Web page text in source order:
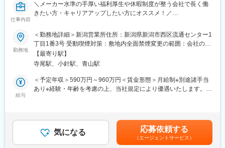
■会社概要：
【モノ・ヒト・情報による循環型社会の実現にむけて】
である板金整備、小売販売、解体事業、建機・トラック販売、そ
して、保険サービスなどにも事業領域を広げ、壊れた車に関する
ニーズにワンストップで応えられる体制を整えています。さら
に、国内外の取引先や、既存の海外オフィスのネットワーク活
などを通じて、この循環型ビジネスモデルをグローバルに展開す
ることを目指しております。
変更の範囲：会社の定める業務
仕事内容
＼メーカー水準の手厚い福利厚生や休暇制度が整う会社で長く働
きたい方・キャリアアップしたい方にオススメ！／
《年休129日（土日祝）・離職率3.43%/平均勤続年数15.9年/福利
厚生等制度充実◎有名施設案件多数でキャリアアップ！働き方改
革も積極的に進めているため残業時間の改善で入社する方も多い
です》
■非住宅建築設備に「快適」「安全」「安心」「エコ」の価値向上
を実現するために重要な役割を果たす“中枢システム”の施工管理、
ポジションです。
勤務地
＜勤務地詳細＞新潟営業所住所：新潟県新潟市西区流通センター1
丁目1番3号 受動喫煙対策：敷地内全面禁煙変更の範囲：会社の定
める事業所
【最寄り駅】
寺尾駅、小針駅、青山駅
給与
＜予定年収＞590万円～960万円＜賃金形態＞月給制※別途諸手当
あり※経験・年齢を考慮の上、当社規定により優遇いたします。＜
んだ金額となります。■賞与：年2回（7月･12月）※2024年度実
績：6.05カ月分※賞与は業績によって変動いたします■昇給：年1
回（4月）賃金はあくまでも目安の金額であり、選考を通じて上下
気になる 応募依頼する
（エージェントサービス）